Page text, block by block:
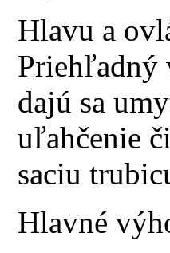
Hlavu a
Priehľadný
dajú sa
uľahčenie
saciu
Hlavné